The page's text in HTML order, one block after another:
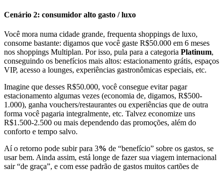
Cenário 2: consumidor alto gasto / luxo
Você mora numa cidade grande, frequenta shoppings de luxo,
consome bastante: digamos que você gaste R$50.000 em 6 meses
nos shoppings Multiplan. Por isso, pula para a categoria Platinum,
conseguindo os benefícios mais altos: estacionamento grátis, espaços
VIP, acesso a lounges, experiências gastronômicas especiais, etc.
Imagine que desses R$50.000, você consegue evitar pagar
estacionamento algumas vezes (economia de, digamos, R$500-
1.000), ganha vouchers/restaurantes ou experiências que de outra
forma você pagaria integralmente, etc. Talvez economize uns
R$1.500-2.500 ou mais dependendo das promoções, além do
conforto e tempo salvo.
Aí o retorno pode subir para 3% de “benefício” sobre os gastos, se
usar bem. Ainda assim, está longe de fazer sua viagem internacional
sair “de graça”, e com esse padrão de gastos muitos cartões de